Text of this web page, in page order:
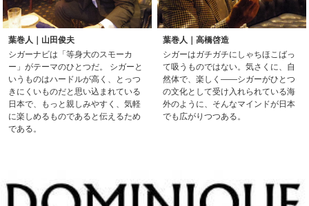
葉巻人｜山田俊夫
シガーナビは「等身大のスモーカ
ー」がテーマのひとつだ。 シガーと
いうものはハードルが高く、とっつ
きにくいものだと思い込まれている
日本で、もっと親しみやすく、気軽
に楽しめるものであると伝えるため
である。
葉巻人｜高橋啓造
シガーはガチガチにしゃちほこばっ
て吸うものではない。気さくに、自
然体で、楽しく——シガーがひとつ
の文化として受け入れられている海
外のように、そんなマインドが日本
でも広がりつつある。